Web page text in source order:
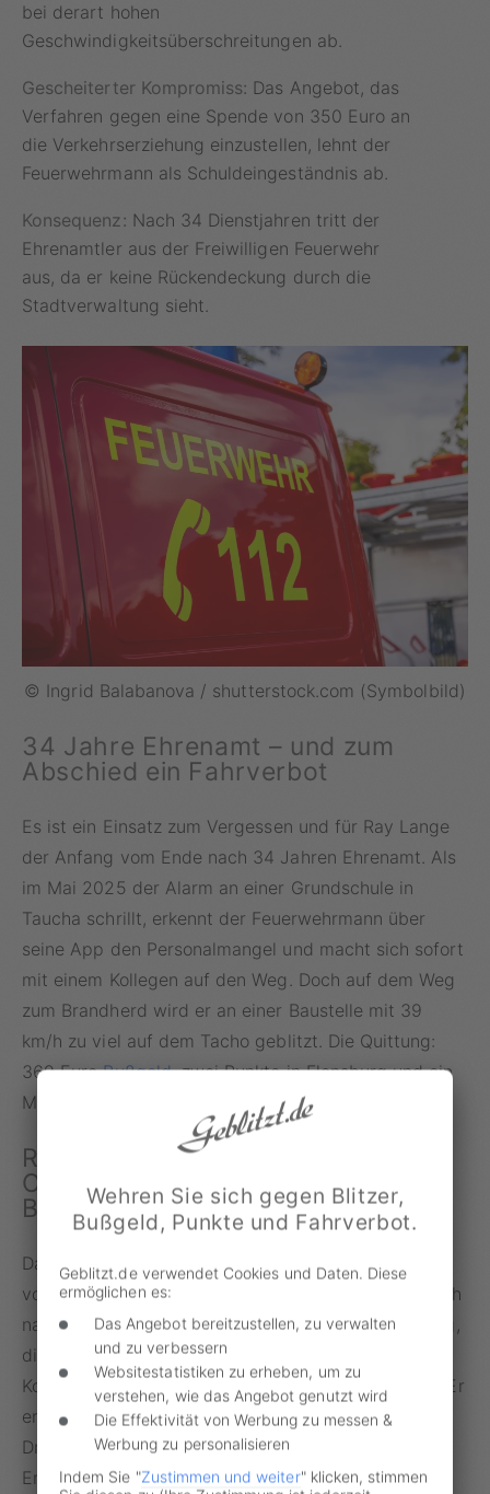
bei derart hohen
Geschwindigkeitsüberschreitungen ab.
Gescheiterter Kompromiss: Das Angebot, das
Verfahren gegen eine Spende von 350 Euro an
die Verkehrserziehung einzustellen, lehnt der
Feuerwehrmann als Schuldeingeständnis ab.
Konsequenz: Nach 34 Dienstjahren tritt der
Ehrenamtler aus der Freiwilligen Feuerwehr
aus, da er keine Rückendeckung durch die
Stadtverwaltung sieht.
© Ingrid Balabanova / shutterstock.com (Symbolbild)
34 Jahre Ehrenamt – und zum
Abschied ein Fahrverbot
Es ist ein Einsatz zum Vergessen und für Ray Lange
der Anfang vom Ende nach 34 Jahren Ehrenamt. Als
im Mai 2025 der Alarm an einer Grundschule in
Taucha schrillt, erkennt der Feuerwehrmann über
seine App den Personalmangel und macht sich sofort
mit einem Kollegen auf den Weg. Doch auf dem Weg
zum Brandherd wird er an einer Baustelle mit 39
km/h zu viel auf dem Tacho geblitzt. Die Quittung:
369 EuroBußgeld, zwei Punkte in Flensburg und ein
Monat Fahrverbot.
Rückendeckung für das
Ordnungsamt: Die Sicht des
Bürgermeisters
Dass der Blitzer
genau dort steht, hat nach Ansicht
von Bürgermeister Tobias Meier gute Gründe. „Gleich
nach der Baustelle befindet sich auch eine Kreuzung,
die von Schülern genutzt wird“, so der
Kommunalpolitiker im Interview mit Radio Dresden. Er
erkennt in dem rasanten Fahrstil eine Gefahr für
Dritte und stellt sich konsequent hinter die
Entscheidung seiner Behörde.
Wehren Sie sich gegen Blitzer,
Bußgeld, Punkte und Fahrverbot.
Geblitzt.de verwendet Cookies und Daten. Diese
ermöglichen es:
Das Angebot bereitzustellen, zu verwalten
und zu verbessern
Websitestatistiken zu erheben, um zu
verstehen, wie das Angebot genutzt wird
Die Effektivität von Werbung zu messen &
Werbung zu personalisieren
Indem Sie "Zustimmen und weiter" klicken, stimmen